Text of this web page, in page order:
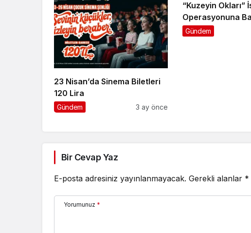
23 Nisan’da Sinema Biletleri
120 Lira
Gündem 3 ay önce
“Kuzeyin Okları”
Operasyonuna
Gündem
Bir Cevap Yaz
E-posta adresiniz yayınlanmayacak. Gerekli alanlar *
Yorumunuz *